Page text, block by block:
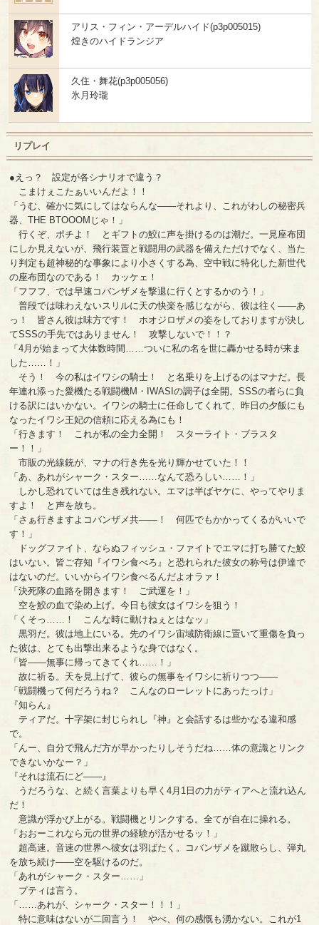
アリス・フィン・アーデルハイド(p3p005015)
煌きのハイドランジア
久住・舞花(p3p005056)
氷月玲瓏
リプレイ
●えっ？ 設定が各シナリオで違う？
こまけぇこたぁいいんだよ！！
「うむ、確かに気にしてはならんな――それより、これがわしの秘密兵
器、THE BTOOOMじゃ！」
行くぞ、ポチよ！ とギフトの鮫に声を掛けるのは潮だ。一見座布団
にしか見えないが、飛行装置と戦闘用の武器を備えただけでなく、当た
り判定も超神秘的な事象により小さくする為、空中戦に特化した新世代
の座布団なのである！ カッケェ！
「フフフ、では早速コバンザメを撃退に行くとするかのう！」
普段では味わえないスリルに天の快楽を感じながら、彼は往く――あ
っ！ 皆さん彼は味方です！ ホオジロザメの姿をしておりますが決し
てSSSの手先ではありません！ 攻撃しないで！！？
「4月が始まって大体数時間……ついに私の名を世に轟かせる時が来ま
した……！」
そう！ 今の私はイワシの騎士！ と名乗りを上げるのはマナだ。長
年連れ添った愛機たる戦闘機M・IWASIの調子は全開。SSSの者らに負
ける訳にはいかない。イワシの騎士に任命してくれて、昨日の夕飯にも
なったイワシ王妃の信頼に応える為にも！
「行きます！ これが私の全力全開！ スターライト・ブラスタ
ー！！」
市販の光線銃が、マナの行き先を光り輝かせていた！！
「あ、あれがシャーク・スター……なんて恐ろしい……！」
しかし恐れていては生き残れない。エマは半ばヤケに、やってやりま
すよ！ と声を放ち。
「さぁ行きますよコバンザメ共――！ 何匹でもかかってくるがいいで
す！」
ドッグファイト、ならぬフィッシュ・ファイトでエマに打ち勝てた鮫
はいない。皆ご存知『イワシ食べろ』と恐れられた彼女の称号は伊達で
はないのだ。いいからイワシ食べるんだよオラァ！
「決死隊の血路を開きます！ ご武運を！」
空を鮫の血で染め上げ。今日も彼女はイワシを狙う！
「くそっ……！ こんな時に動けねぇとはなッ」
黒羽だ。彼は地上にいる。先のイワシ宙域防衛線に置いて重傷を負っ
た彼は、とても出撃出来るような身ではなく。
「皆――無事に帰ってきてくれ……！」
故に祈る。天を見上げて、彼らの無事をイワシに祈りつつ――
「戦闘機って何だろうね？ こんなのローレットにあったっけ」
『知らん』
ティアだ。十字架に封じられし『神』と会話するは些かなる違和感
で。
「んー、自分で飛んだ方が早かったりしそうだね……体の意識とリンク
できないかなー？」
『それは流石にど――』
うだろうな、と続く言葉よりも早く4月1日の力がティアへと流れ込ん
だ！
意識が浮かび上がる。戦闘機とリンクする。全てが自在に操れる。
「おおーこれなら元の世界の経験が活かせるッ！」
超高速。音速の世界へ彼女は羽ばたく。コバンザメを蹴散らし、弾丸
を放ち続け――空を駆けるのだ。
「あれがシャーク・スター……」
プティは言う。
「……あれが、シャーク・スター！！！」
特に意味はないが二回言う！ やべ、何の感慨も湧かない。これが1